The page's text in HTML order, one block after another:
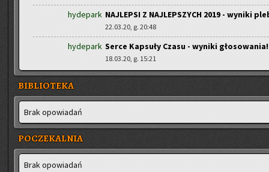
hydepark NAJLEPSI Z NAJLEPSZYCH 2019 - wyniki
22.03.20, g. 20:48
hydepark Serce Kapsuły Czasu - wyniki głosowania!
18.03.20, g. 15:21
BIBLIOTEKA
Brak opo­wia­dań
POCZEKALNIA
Brak opo­wia­dań